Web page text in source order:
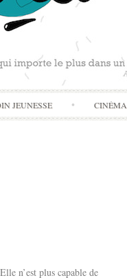
Skip
to
JEUNESSE CINÉMA
n’est plus capable de